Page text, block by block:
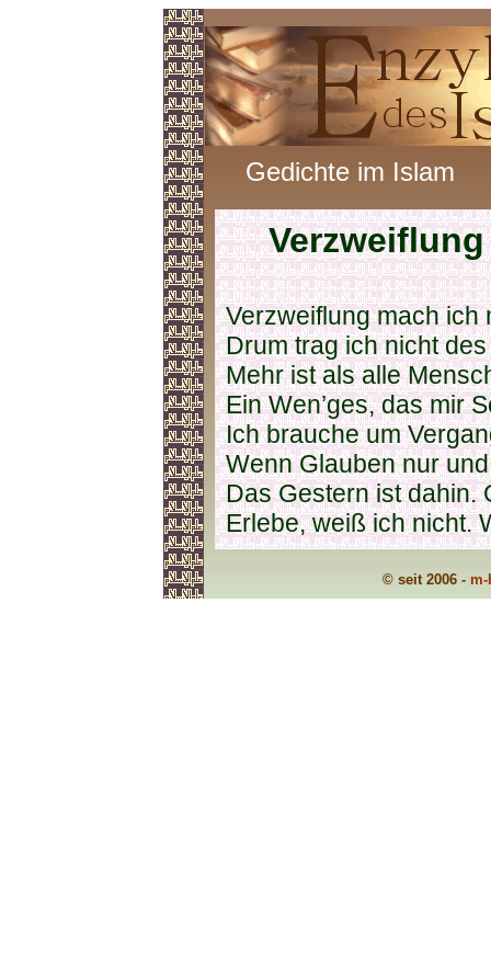
Gedichte im Islam
Verzweiflung
Verzweiflung mach ich
Drum trag ich nicht
Mehr ist als alle
Ein Wen’ges, das mir
Ich brauche um
Wenn Glauben nur
Das Gestern ist dahin.
Erlebe, weiß ich nicht.
© seit 2006 -